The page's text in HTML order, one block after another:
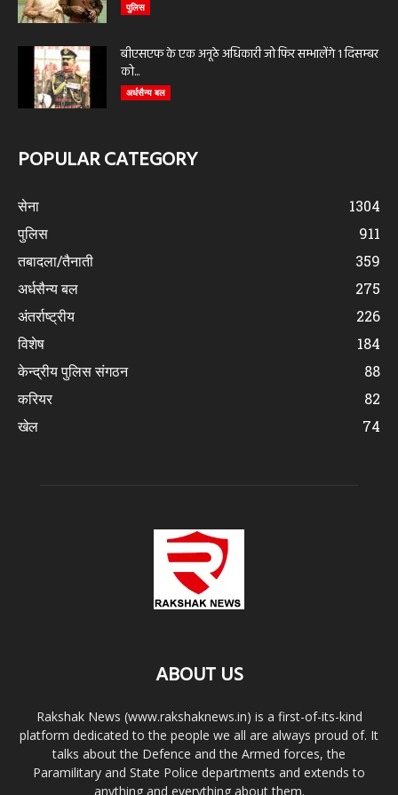
पुलिस
बीएसएफ के एक अनूठे अधिकारी जो फिर सम्भालेंगे 1 दिसम्बर
को...
अर्धसैन्य बल
POPULAR CATEGORY
सेना
1304
पुलिस
911
तबादला/तैनाती
359
अर्धसैन्य बल
275
अंतर्राष्ट्रीय
226
विशेष
184
केन्द्रीय पुलिस संगठन
88
करियर
82
खेल
74
ABOUT US
Rakshak News (www.rakshaknews.in) is a first-of-its-kind
platform dedicated to the people we all are always proud of. It
talks about the Defence and the Armed forces, the
Paramilitary and State Police departments and extends to
anything and everything about them.